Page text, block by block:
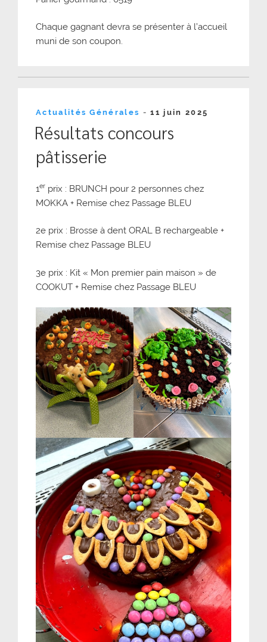
Chaque gagnant devra se présenter à l’accueil
muni de son coupon.
Actualités Générales -Publié
11 juin 2025
Résultats concours
pâtisserie
1er prix : BRUNCH pour 2 personnes chez
MOKKA + Remise chez Passage BLEU
2e prix : Brosse à dent ORAL B rechargeable +
Remise chez Passage BLEU
3e prix : Kit « Mon premier pain maison » de
COOKUT + Remise chez Passage BLEU